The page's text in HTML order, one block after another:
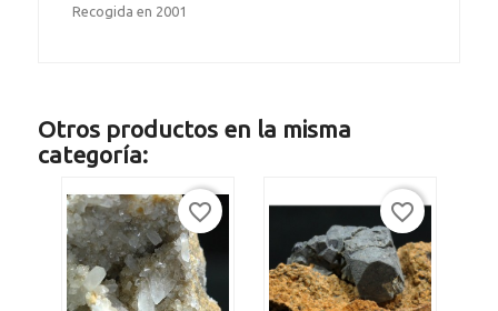
Recogida en 2001
Otros productos en la misma
categoría:
favorite_border favorite_border